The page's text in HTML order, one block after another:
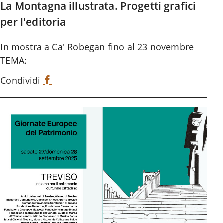
La Montagna illustrata. Progetti grafici
per l'editoria
In mostra a Ca' Robegan fino al 23 novembre
TEMA:
Condividi
e
b
o
o
k